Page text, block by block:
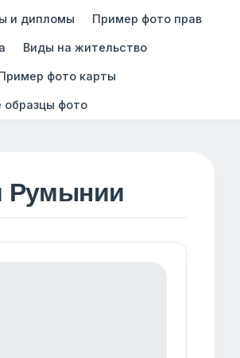
и дипломы Пример фото прав
Виды на жительство
фото карты
фото
Румынии